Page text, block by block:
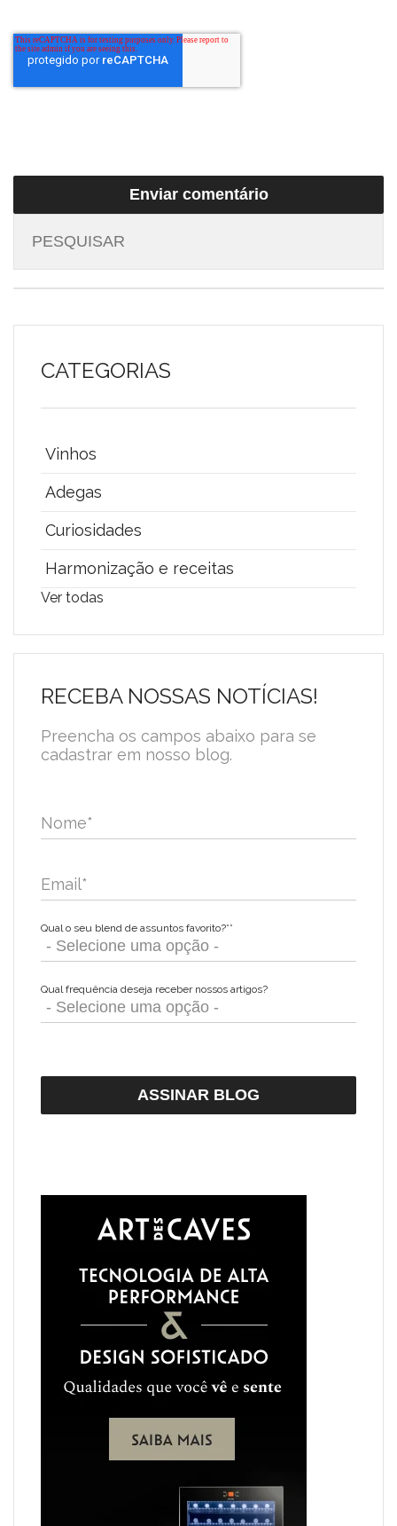
CATEGORIAS
Vinhos
Adegas
Curiosidades
Harmonização e receitas
Ver todas
RECEBA NOSSAS NOTÍCIAS!
Preencha os campos abaixo para se
cadastrar em nosso blog.
Nome*
Email*
Qual o seu blend de assuntos favorito?**
Qual frequência deseja receber nossos artigos?